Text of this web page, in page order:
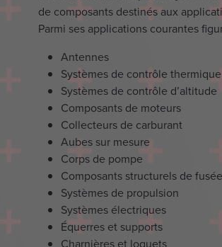
de composants destinés aux
Parmi ses applications courantes
Antennes
Systèmes de contrôle thermique
Systèmes de contrôle d’altitude
Composants de moteurs
Collecteurs de carburant
Aubes sur mesure
Corps de pompe
Composants structurels de
Systèmes de propulsion
Systèmes électriques
Équerres et supports
Charnières et loquets